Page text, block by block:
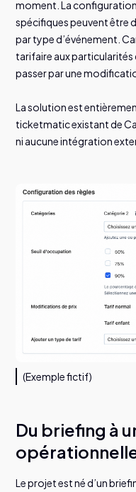
moment. La
spécifiques peuvent être
par type d’événement.
tarifaire aux
passer par une
La solution est
ticketmatic existant de
ni aucune intégration
(Exemple fictif)
Du briefing à
Le projet est né d’un